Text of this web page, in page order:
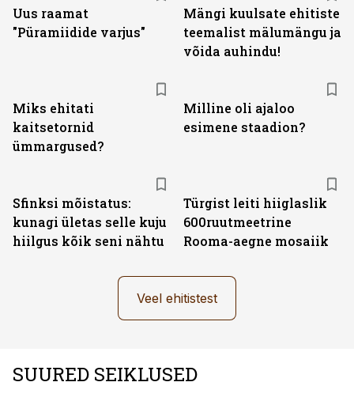
Uus raamat
"Püramiidide varjus"
Mängi kuulsate ehitiste
teemalist mälumängu ja
võida auhindu!
Miks ehitati
kaitsetornid
ümmargused?
Milline oli ajaloo
esimene staadion?
Sfinksi mõistatus:
kunagi ületas selle kuju
hiilgus kõik seni nähtu
Türgist leiti hiiglaslik
600ruutmeetrine
Rooma-aegne mosaiik
Veel ehitistest
SUURED SEIKLUSED